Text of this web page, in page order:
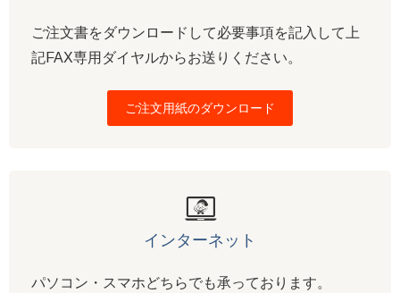
ご注文書をダウンロードして必要事項を記入して上
記FAX専用ダイヤルからお送りください。
ご注文用紙のダウンロード
インターネット
パソコン・スマホどちらでも承っております。